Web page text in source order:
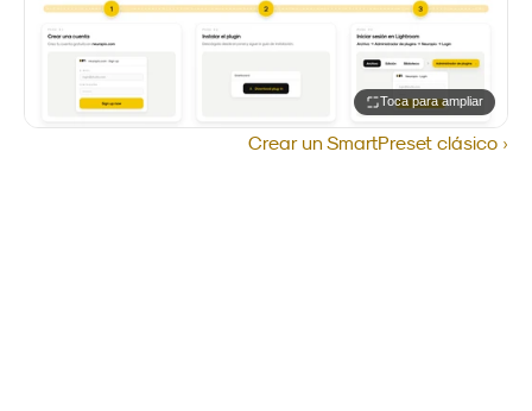
Toca para ampliar
Crear un SmartPreset clásico ›